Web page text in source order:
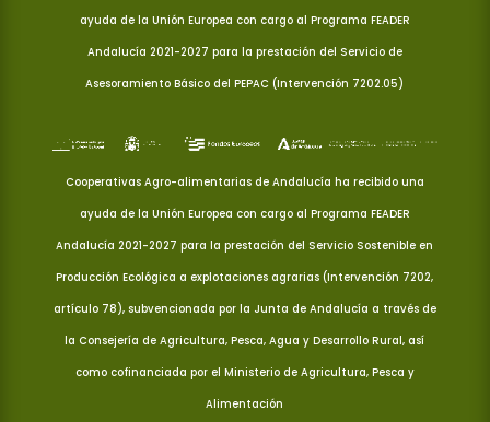
ayuda de la Unión Europea con cargo al Programa FEADER
Andalucía 2021-2027 para la prestación del Servicio de
Asesoramiento Básico del PEPAC (Intervención 7202.05)
Cooperativas Agro-alimentarias de Andalucía ha recibido una
ayuda de la Unión Europea con cargo al Programa FEADER
Andalucía 2021-2027 para la prestación del Servicio Sostenible en
Producción Ecológica a explotaciones agrarias (Intervención 7202,
artículo 78), subvencionada por la Junta de Andalucía a través de
la Consejería de Agricultura, Pesca, Agua y Desarrollo Rural, así
como cofinanciada por el Ministerio de Agricultura, Pesca y
Alimentación